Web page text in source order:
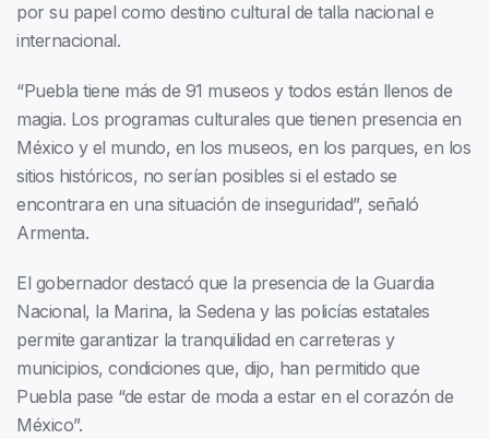
por su papel como destino cultural de talla nacional e
internacional.
“Puebla tiene más de 91 museos y todos están llenos de
magia. Los programas culturales que tienen presencia en
México y el mundo, en los museos, en los parques, en los
sitios históricos, no serían posibles si el estado se
encontrara en una situación de inseguridad”, señaló
Armenta.
El gobernador destacó que la presencia de la Guardia
Nacional, la Marina, la Sedena y las policías estatales
permite garantizar la tranquilidad en carreteras y
municipios, condiciones que, dijo, han permitido que
Puebla pase “de estar de moda a estar en el corazón de
México”.